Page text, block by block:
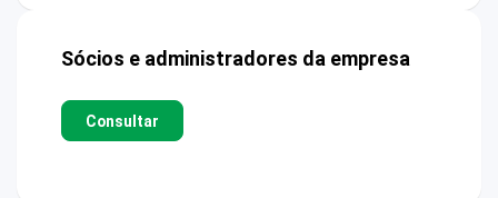
Sócios e administradores da empresa
Consultar